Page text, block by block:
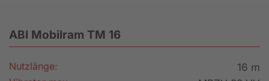
ABI Mobilram TM 16
Nutzlänge:
16 m